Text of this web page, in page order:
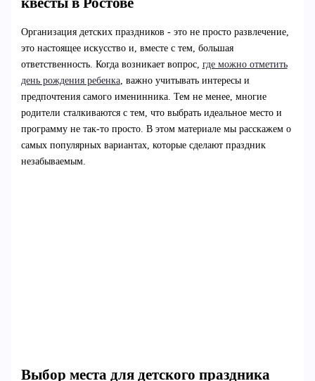
Организация детских праздников - это не просто развлечение,
это настоящее искусство и, вместе с тем, большая
ответственность. Когда возникает вопрос, где можно отметить
день рождения ребенка, важно учитывать интересы и
предпочтения самого именинника. Тем не менее, многие
родители сталкиваются с тем, что выбрать идеальное место и
программу не так-то просто. В этом материале мы расскажем о
самых популярных вариантах, которые сделают праздник
незабываемым.
Выбор места для детского праздника